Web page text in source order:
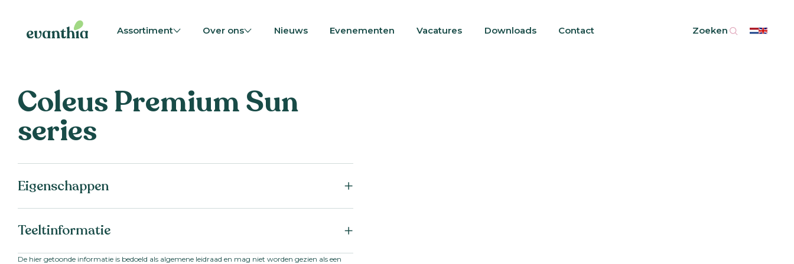
Assortiment Over ons Nieuws Evenementen Vacatures Downloads Contact Zoeken
Coleus Premium Sun
series
Eigenschappen
Teeltinformatie
De hier getoonde informatie is bedoeld als algemene leidraad en mag niet worden gezien als een